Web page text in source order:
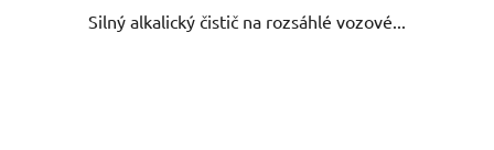
Silný alkalický čistič na rozsáhlé vozové...